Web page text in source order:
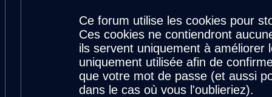
Ce forum utilise les cookies pour
Ces cookies ne contiendront
ils servent uniquement à
uniquement utilisée afin de
que votre mot de passe (et aussi
dans le cas où vous l'oublieriez).